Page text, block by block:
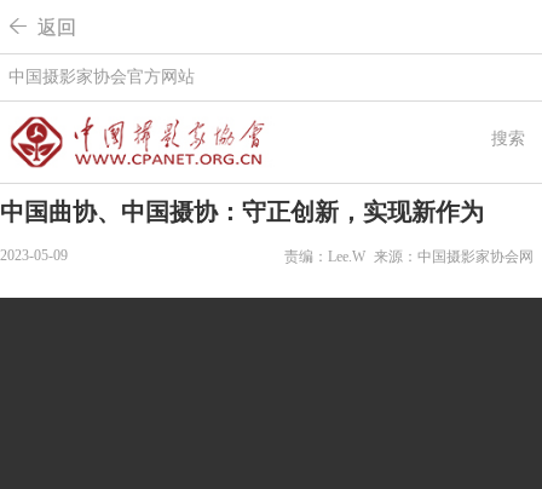
 返回
中国摄影家协会官方网站
搜索
中国曲协、中国摄协：守正创新，实现新作为
2023-05-09 来源：中国摄影家协会网
责编：Lee.W